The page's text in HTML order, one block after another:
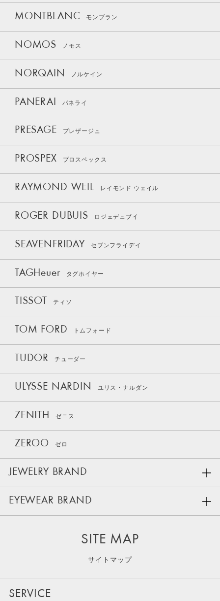
MONTBLANC モンブラン
NOMOS ノモス
NORQAIN ノルケイン
PANERAI パネライ
PRESAGE プレザージュ
PROSPEX プロスペックス
RAYMOND WEIL レイモンド ウェイル
ROGER DUBUIS ロジェデュブイ
SEAVENFRIDAY セブンフライデイ
TAGHeuer タグホイヤー
TISSOT ティソ
TOM FORD トムフォード
TUDOR チューダー
ULYSSE NARDIN ユリス・ナルダン
ZENITH ゼニス
ZEROO ゼロ
JEWELRY BRAND
EYEWEAR BRAND
SITE MAP
サイトマップ
SERVICE